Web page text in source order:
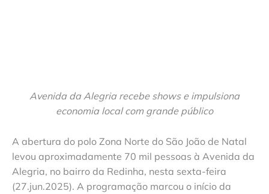
Avenida da Alegria recebe shows e impulsiona
economia local com grande público
A abertura do polo Zona Norte do São João de Natal
levou aproximadamente 70 mil pessoas à Avenida da
Alegria, no bairro da Redinha, nesta sexta-feira
(27.jun.2025). A programação marcou o início da